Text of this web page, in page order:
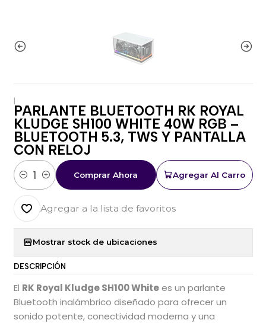
|
PARLANTE BLUETOOTH RK ROYAL
KLUDGE SH100 WHITE 40W RGB –
BLUETOOTH 5.3, TWS Y PANTALLA
CON RELOJ
Cantidad
Agregar Al Carro
Comprar Ahora
Agregar a la lista de favoritos
Mostrar stock de ubicaciones
DESCRIPCIÓN
El RK Royal Kludge SH100 Whitees un parlante
Bluetooth inalámbrico diseñado para ofrecer un
sonido potente, conectividad moderna y una